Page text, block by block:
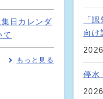
日カレンダ
て
もっと見る
「
向け
停水